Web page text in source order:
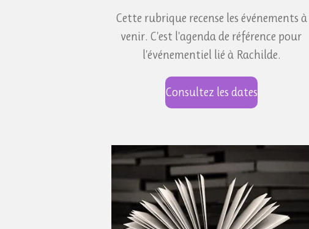
Cette rubrique recense les événements à
venir. C'est l'agenda de référence pour
l'événementiel lié à Rachilde.
Consultez les dates